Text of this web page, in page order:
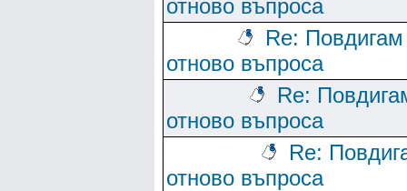
отново въпроса
Re: Повдигам
отново въпроса
Re:
отново въпроса
Re:
отново въпроса